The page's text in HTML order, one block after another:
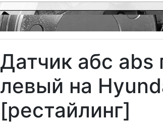
Датчик абс abs
левый на
[рестайлинг]